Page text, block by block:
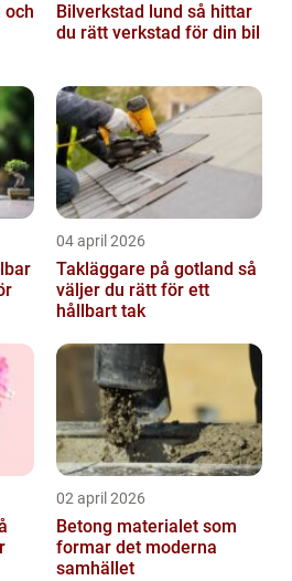
Bilverkstad lund så hittar
du rätt verkstad för din bil
04 april 2026
Takläggare på gotland så
väljer du rätt för ett
hållbart tak
02 april 2026
Betong materialet som
formar det moderna
samhället